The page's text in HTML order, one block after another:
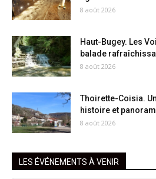
8 août 2026
Haut-Bugey. Les
balade
8 août 2026
Thoirette-Coisia.
histoire et
8 août 2026
LES ÉVÉNEMENTS À VENIR